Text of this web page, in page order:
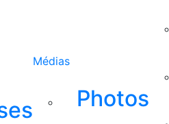
Médias
Photos